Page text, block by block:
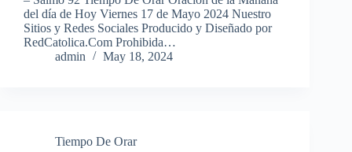
del día de Hoy Viernes 17 de Mayo 2024 Nuestro
Sitios y Redes Sociales Producido y Diseñado por
RedCatolica.Com Prohibida…
admin
May 18, 2024
Tiempo De Orar